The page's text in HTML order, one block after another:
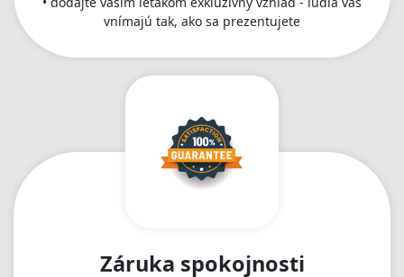
vnímajú tak, ako sa prezentujete
Záruka spokojnosti